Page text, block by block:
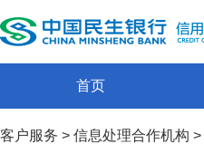
首页
客户服务 > 信息处理合作机构 >